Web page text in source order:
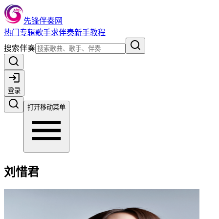
先锋伴奏网
热门 专辑歌手求伴奏新手教程
搜索伴奏
登录
打开移动菜单
刘惜君